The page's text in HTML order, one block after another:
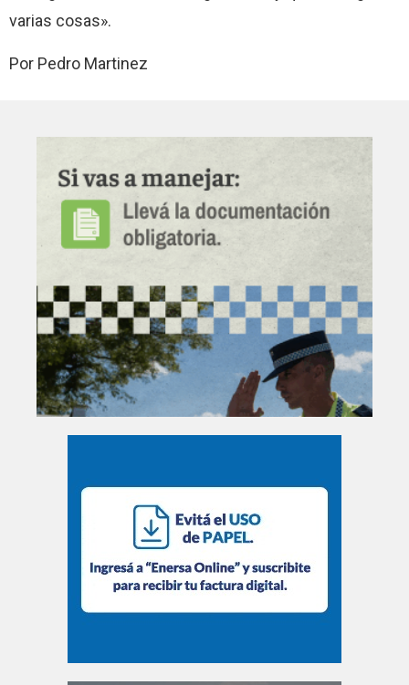
varias cosas».
Por Pedro Martinez